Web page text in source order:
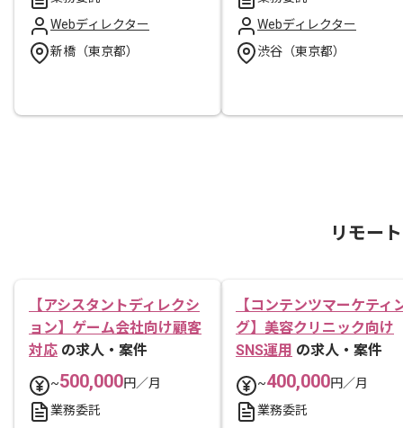
Webディレクター
新橋（東京都）
Webディレクター
渋谷（東京都）
リモー
【アシスタントディレクシ
ョン】ゲーム会社向け顧客
対応 の求人・案件
~500,000円／月
業務委託
【コンテンツマーケティ
グ】美容クリニック向け
SNS運用 の求人・案件
~400,000円／月
業務委託